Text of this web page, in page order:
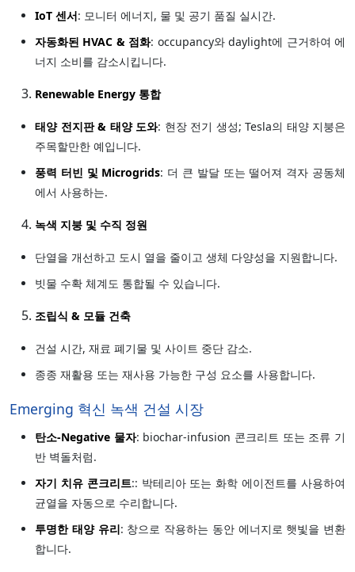
IoT 센서: 모니터 에너지, 물 및 공기 품질 실시간.
자동화된 HVAC & 점화: occupancy와 daylight에 근거하여 에
너지 소비를 감소시킵니다.
Renewable Energy 통합
태양 전지판 & 태양 도와: 현장 전기 생성; Tesla의 태양 지붕은
주목할만한 예입니다.
풍력 터빈 및 Microgrids: 더 큰 발달 또는 떨어져 격자 공동체
에서 사용하는.
녹색 지붕 및 수직 정원
단열을 개선하고 도시 열을 줄이고 생체 다양성을 지원합니다.
빗물 수확 체계도 통합될 수 있습니다.
조립식 & 모듈 건축
건설 시간, 재료 폐기물 및 사이트 중단 감소.
종종 재활용 또는 재사용 가능한 구성 요소를 사용합니다.
Emerging 혁신 녹색 건설 시장
탄소-Negative 물자: biochar-infusion 콘크리트 또는 조류 기
반 벽돌처럼.
자기 치유 콘크리트:: 박테리아 또는 화학 에이전트를 사용하여
균열을 자동으로 수리합니다.
투명한 태양 유리: 창으로 작용하는 동안 에너지로 햇빛을 변환
합니다.